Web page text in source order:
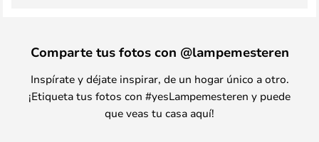
Comparte tus fotos con @lampemesteren
Inspírate y déjate inspirar, de un hogar único a otro.
¡Etiqueta tus fotos con #yesLampemesteren y puede
que veas tu casa aquí!